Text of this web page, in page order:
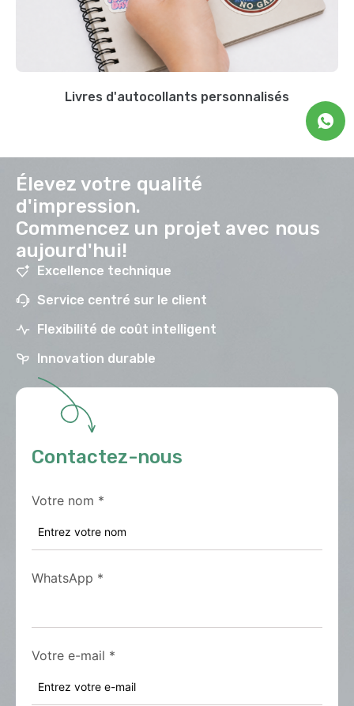
Livres d'autocollants personnalisés
Élevez votre qualité
d'impression.
Commencez un projet avec nous
aujourd'hui!
Excellence technique
Service centré sur le client
Flexibilité de coût intelligent
Innovation durable
Contactez-nous
Votre nom *
WhatsApp *
Votre e-mail *